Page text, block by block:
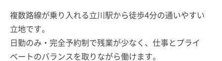
複数路線が乗り入れる立川駅から徒歩4分の通いやすい
立地です。
日勤のみ・完全予約制で残業が少なく、仕事とプライ
ベートのバランスを取りながら働けます。